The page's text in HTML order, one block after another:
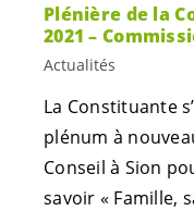
Plénière de la
2021 –
Actualités
La Constituante
plénum à
Conseil à Sion
savoir « Famille,